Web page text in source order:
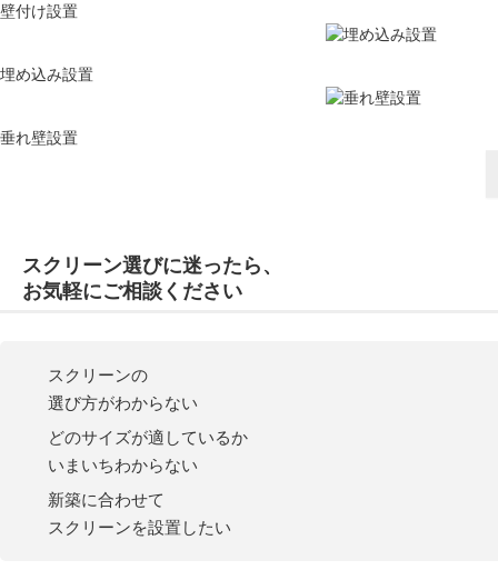
壁付け設置
埋め込み設置
垂れ壁設置
スクリーン選びに迷ったら、
お気軽にご相談ください
スクリーンの
選び方がわからない
どのサイズが適しているか
いまいちわからない
新築に合わせて
スクリーンを設置したい